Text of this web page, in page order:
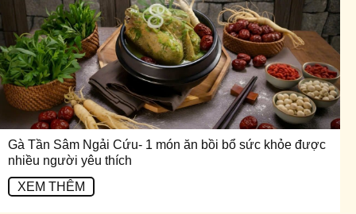
Gà Tần Sâm Ngải Cứu- 1 món ăn bồi bổ sức khỏe được
nhiều người yêu thích
XEM THÊM